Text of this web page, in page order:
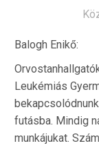
Balogh Enikő:
Leukémiás
futásba. Mindig
munkájukat.